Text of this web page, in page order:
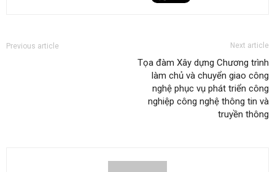
Previous article Next article
Tọa đàm Xây dựng Chương trình
làm chủ và chuyển giao công
nghệ phục vụ phát triển công
nghiệp công nghệ thông tin và
truyền thông